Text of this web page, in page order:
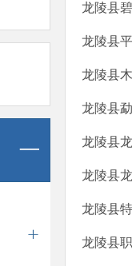
龙陵县
龙陵县
龙陵县
龙陵县
龙陵县
龙陵县
龙陵县
龙陵县